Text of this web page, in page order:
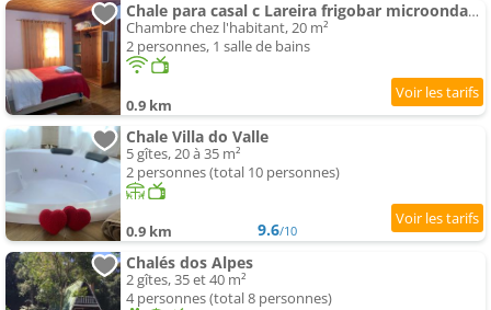
Chale para casal c Lareira frigobar microondas Independente
Chambre chez l'habitant, 20 m²
2 personnes, 1 salle de bains
0.9 km
Chale Villa do Valle
5 gîtes, 20 à 35 m²
2 personnes (total 10 personnes)
0.9 km 9.6/10
Chalés dos Alpes
2 gîtes, 35 et 40 m²
4 personnes (total 8 personnes)